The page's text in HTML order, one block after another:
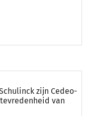
zijn Cedeo-
van